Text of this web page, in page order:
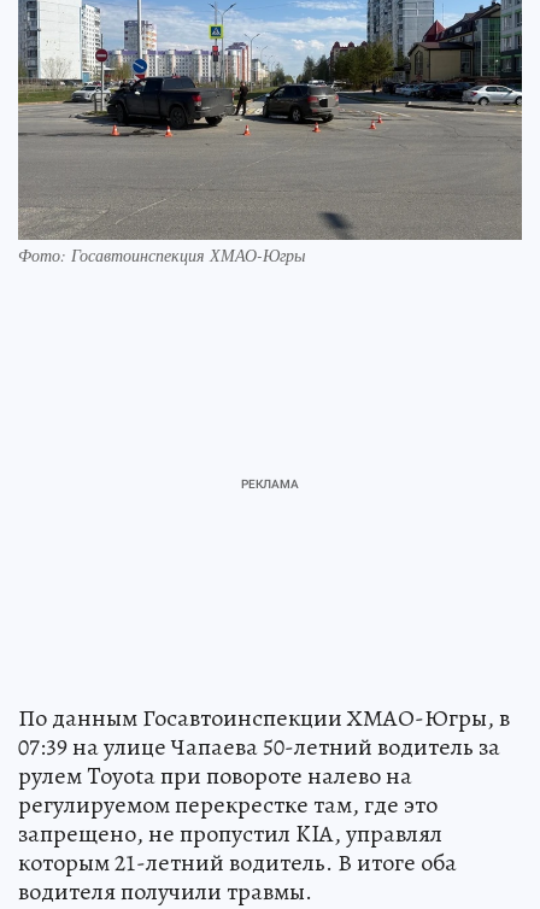
Фото: Госавтоинспекция ХМАО-Югры
По данным Госавтоинспекции ХМАО-Югры, в
07:39 на улице Чапаева 50-летний водитель за
рулем Toyota при повороте налево на
регулируемом перекрестке там, где это
запрещено, не пропустил KIA, управлял
которым 21-летний водитель. В итоге оба
водителя получили травмы.